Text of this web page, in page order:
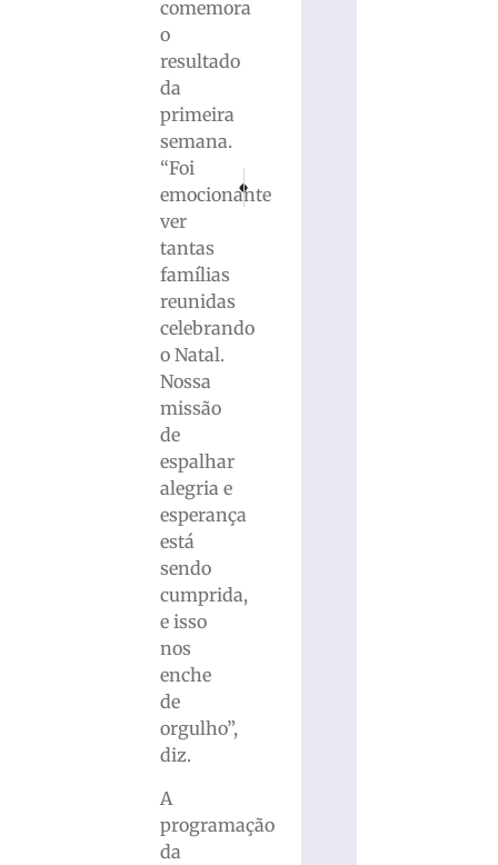
comemora
o
resultado
da
primeira
semana.
“Foi
emocionante
ver
tantas
famílias
reunidas
celebrando
o Natal.
Nossa
missão
de
espalhar
alegria e
esperança
está
sendo
cumprida,
e isso
nos
enche
de
orgulho”,
diz.
A
programação
da
Brusque FC terá acompanhamento
Sistema Único de Denúncias da PCSC